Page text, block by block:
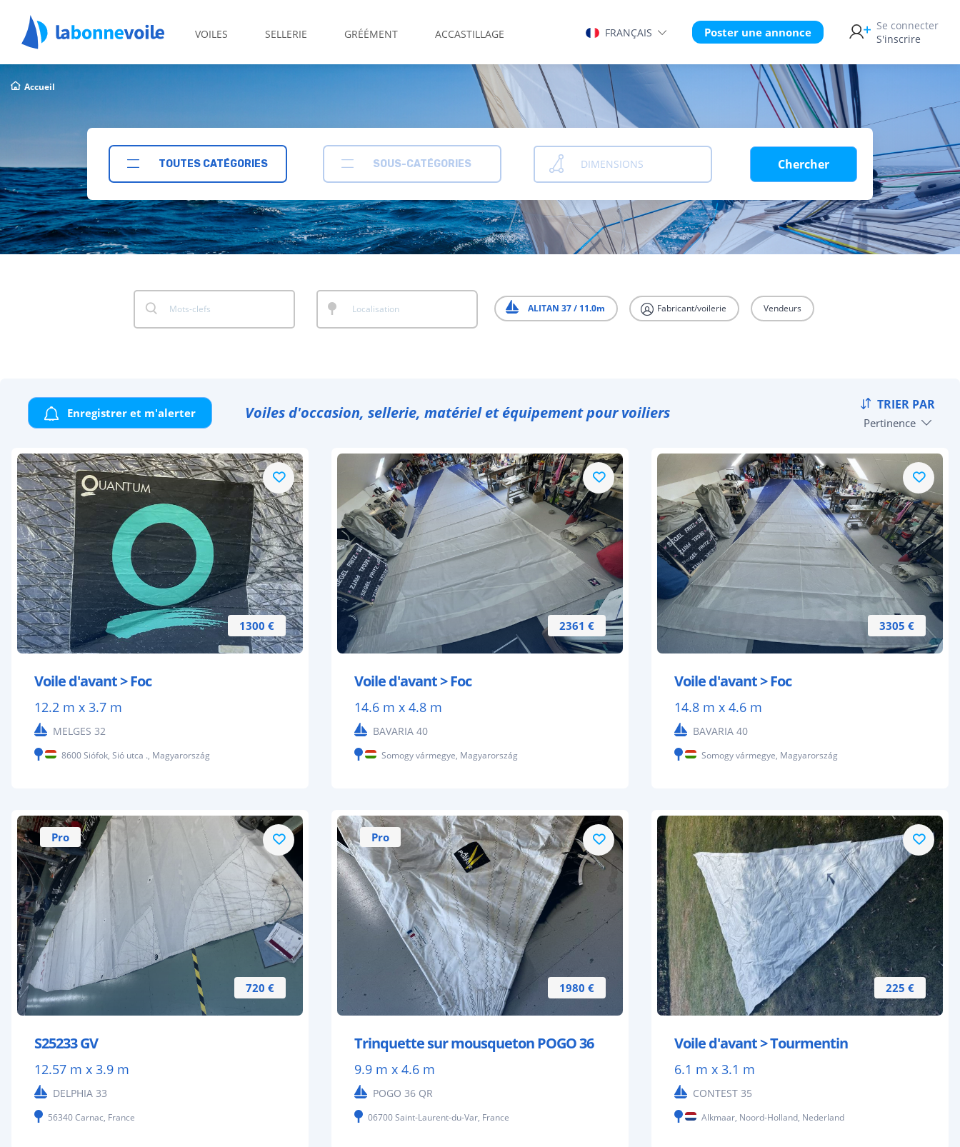
VOILES SELLERIE GRÉÉMENT ACCASTILLAGE FRANÇAIS Poster une annonce
Se connecter
S'inscrire
Accueil
TOUTES CATÉGORIES SOUS-CATÉGORIES DIMENSIONS Chercher
ALITAN 37 / 11.0m Fabricant/voilerie Vendeurs
Voiles d'occasion, sellerie, matériel et équipement pour voiliers
Enregistrer et m'alerter
TRIER PAR
Pertinence
1300 €
Voile d'avant > Foc
12.2 m x 3.7 m
MELGES 32
8600 Siófok, Sió utca ., Magyarország
2361 €
Voile d'avant > Foc
14.6 m x 4.8 m
BAVARIA 40
Somogy vármegye, Magyarország
3305 €
Voile d'avant > Foc
14.8 m x 4.6 m
BAVARIA 40
Somogy vármegye, Magyarország
720 €
Pro
S25233 GV
12.57 m x 3.9 m
DELPHIA 33
56340 Carnac, France
1980 €
Pro
Trinquette sur mousqueton POGO 36
9.9 m x 4.6 m
POGO 36 QR
06700 Saint-Laurent-du-Var, France
225 €
Voile d'avant > Tourmentin
6.1 m x 3.1 m
CONTEST 35
Alkmaar, Noord-Holland, Nederland